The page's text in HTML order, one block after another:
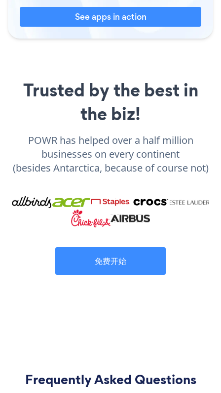
See apps in action
Trusted by the best in
the biz!
POWR has helped over a half million
businesses on every continent
(besides Antarctica, because of course not)
免费开始
Frequently Asked Questions